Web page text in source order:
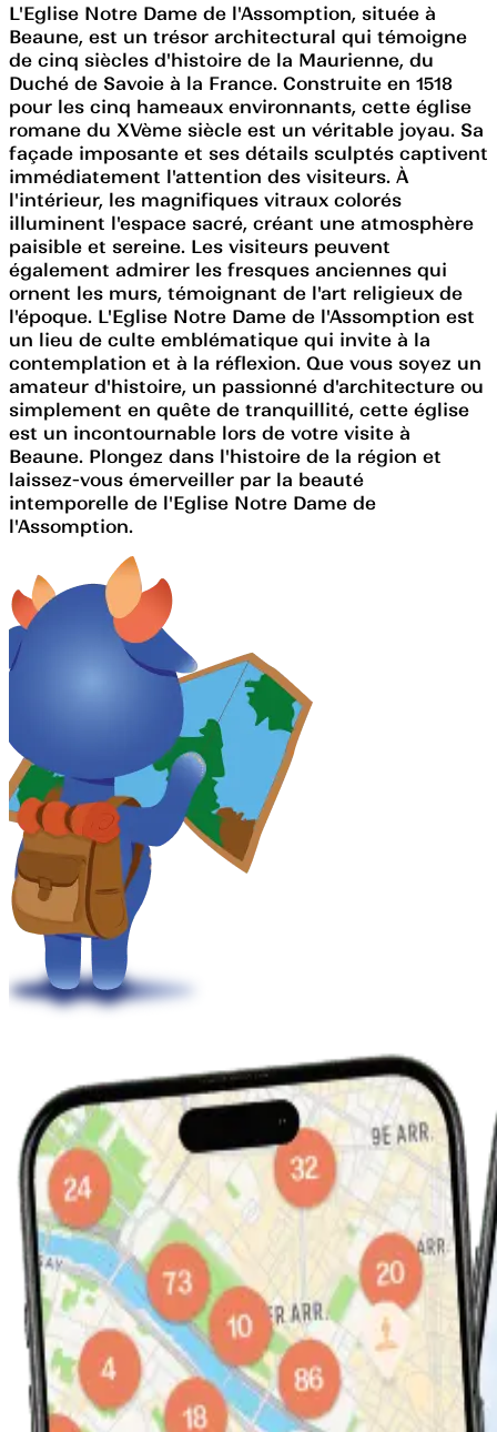
L'Eglise Notre Dame de l'Assomption, située à
Beaune, est un trésor architectural qui témoigne
de cinq siècles d'histoire de la Maurienne, du
Duché de Savoie à la France. Construite en 1518
pour les cinq hameaux environnants, cette église
romane du XVème siècle est un véritable joyau. Sa
façade imposante et ses détails sculptés captivent
immédiatement l'attention des visiteurs. À
l'intérieur, les magnifiques vitraux colorés
illuminent l'espace sacré, créant une atmosphère
paisible et sereine. Les visiteurs peuvent
également admirer les fresques anciennes qui
ornent les murs, témoignant de l'art religieux de
l'époque. L'Eglise Notre Dame de l'Assomption est
un lieu de culte emblématique qui invite à la
contemplation et à la réflexion. Que vous soyez un
amateur d'histoire, un passionné d'architecture ou
simplement en quête de tranquillité, cette église
est un incontournable lors de votre visite à
Beaune. Plongez dans l'histoire de la région et
laissez-vous émerveiller par la beauté
intemporelle de l'Eglise Notre Dame de
l'Assomption.